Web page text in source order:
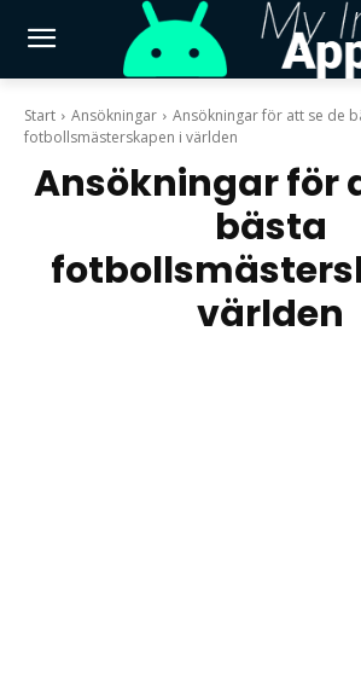
Start Ansökningar
Ansökningar för att se de
fotbollsmästerskapen i världen
Ansökningar för
bästa
världen